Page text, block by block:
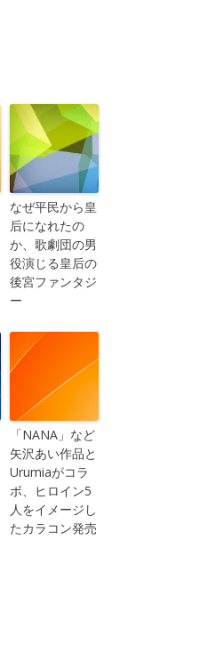
なぜ平民から皇
后になれたの
か、歌劇団の男
役演じる皇后の
後宮ファンタジ
ー
「NANA」など
矢沢あい作品と
Urumiaがコラ
ボ、ヒロイン5
人をイメージし
たカラコン発売